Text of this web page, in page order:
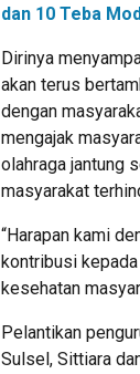
dan 10 Teba
Dirinya
akan terus
dengan
mengajak
olahraga jantung
masyarakat
“Harapan kami
kontribusi
kesehatan
Pelantikan
Sulsel, Sittiara